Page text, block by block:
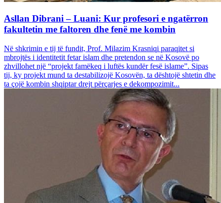
Asllan Dibrani – Luani: Kur profesori e ngatërron
fakultetin me faltoren dhe fenë me kombin
Në shkrimin e tij të fundit, Prof. Milazim Krasniqi paraqitet si
mbrojtës i identitetit fetar islam dhe pretendon se në Kosovë po
zhvillohet një “projekt famëkeq i luftës kundër fesë islame”. Sipas
tij, ky projekt mund ta destabilizojë Kosovën, ta dështojë shtetin dhe
ta çojë kombin shqiptar drejt përçarjes e dekompozimit...